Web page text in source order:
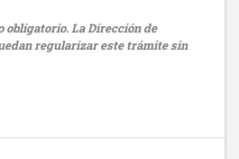
obligatorio. La Dirección de
regularizar este trámite sin